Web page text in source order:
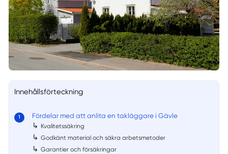
Innehållsförteckning
Fördelar med att anlita en takläggare i Gävle
↳ Kvalitetssäkring
↳ Godkänt material och säkra arbetsmetoder
↳ Garantier och försäkringar